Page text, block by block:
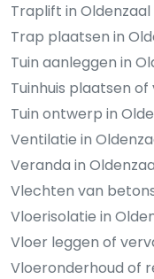
Traplift in Oldenzaal
Trap plaatsen in
Tuin aanleggen in
Tuinhuis plaatsen
Tuin ontwerp in
Ventilatie in
Veranda in
Vlechten van
Vloerisolatie in
Vloer leggen of
Vloeronderhoud of